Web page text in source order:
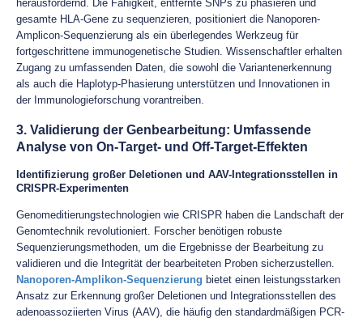
herausfordernd. Die Fähigkeit, entfernte SNPs zu phasieren und
gesamte HLA-Gene zu sequenzieren, positioniert die Nanoporen-
Amplicon-Sequenzierung als ein überlegendes Werkzeug für
fortgeschrittene immunogenetische Studien. Wissenschaftler erhalten
Zugang zu umfassenden Daten, die sowohl die Variantenerkennung
als auch die Haplotyp-Phasierung unterstützen und Innovationen in
der Immunologieforschung vorantreiben.
3. Validierung der Genbearbeitung: Umfassende
Analyse von On-Target- und Off-Target-Effekten
Identifizierung großer Deletionen und AAV-Integrationsstellen in
CRISPR-Experimenten
Genomeditierungstechnologien wie CRISPR haben die Landschaft der
Genomtechnik revolutioniert. Forscher benötigen robuste
Sequenzierungsmethoden, um die Ergebnisse der Bearbeitung zu
validieren und die Integrität der bearbeiteten Proben sicherzustellen.
Nanoporen-Amplikon-Sequenzierung bietet einen leistungsstarken
Ansatz zur Erkennung großer Deletionen und Integrationsstellen des
adenoassoziierten Virus (AAV), die häufig den standardmäßigen PCR-